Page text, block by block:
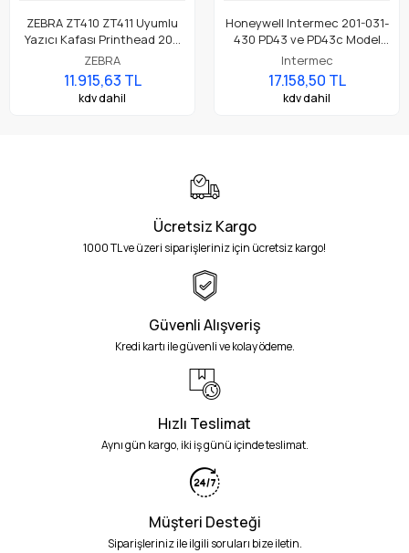
ZEBRA ZT410 ZT411 Uyumlu
Yazıcı Kafası Printhead 203
Dpi Parça No: P1058930-009
ZEBRA
11.915,63 TL
kdv dahil
Honeywell Intermec 201-031-
430 PD43 ve PD43c Model
Barkod Etiket Yazıcı 203 Dpi
Termal Baskı Kafası
Intermec
17.158,50 TL
kdv dahil
Ücretsiz Kargo
1000 TL ve üzeri siparişleriniz için ücretsiz kargo!
Güvenli Alışveriş
Kredi kartı ile güvenli ve kolay ödeme.
Hızlı Teslimat
Aynı gün kargo, iki iş günü içinde teslimat.
Müşteri Desteği
Siparişleriniz ile ilgili soruları bize iletin.